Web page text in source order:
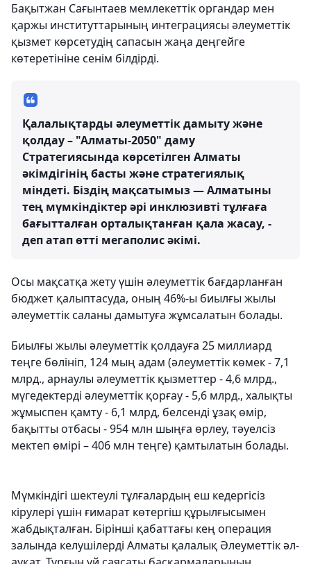
Бақытжан Сағынтаев мемлекеттік органдар мен
қаржы институттарының интеграциясы әлеуметтік
қызмет көрсетудің сапасын жаңа деңгейге
көтеретініне сенім білдірді.
Қалалықтарды әлеуметтік дамыту және
қолдау – "Алматы-2050" даму
Стратегиясында көрсетілген Алматы
әкімдігінің басты және стратегиялық
міндеті. Біздің мақсатымыз — Алматыны
тең мүмкіндіктер әрі инклюзивті тұлғаға
бағытталған орталықтанған қала жасау, -
деп атап өтті мегаполис әкімі.
Осы мақсатқа жету үшін әлеуметтік бағдарланған
бюджет қалыптасуда, оның 46%-ы биылғы жылы
әлеуметтік саланы дамытуға жұмсалатын болады.
Биылғы жылы әлеуметтік қолдауға 25 миллиард
теңге бөлініп, 124 мың адам (әлеуметтік көмек - 7,1
млрд., арнаулы әлеуметтік қызметтер - 4,6 млрд.,
мүгедектерді әлеуметтік қорғау - 5,6 млрд., халықты
жұмыспен қамту - 6,1 млрд, белсенді ұзақ өмір,
бақытты отбасы - 954 млн шыңға өрлеу, тәуелсіз
мектеп өмірі – 406 млн теңге) қамтылатын болады.
Мүмкіндігі шектеулі тұлғалардың еш кедергісіз
кірулері үшін ғимарат көтергіш құрылғысымен
жабдықталған. Бірінші қабаттағы кең операция
залында келушілерді Алматы қалалық Әлеуметтік әл-